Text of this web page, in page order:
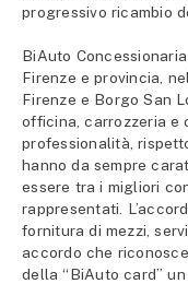
progressivo ricambio
BiAuto
Firenze e provincia,
Firenze e Borgo San
officina, carrozzeria e
professionalità,
hanno da sempre
essere tra i migliori
rappresentati.
fornitura di mezzi,
accordo che
della “BiAuto card”